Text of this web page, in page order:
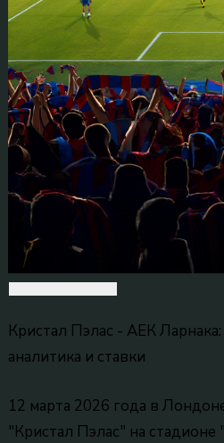
Кристал Пэлас - АЕК
аналитика и ставки
12 марта 2026 года в
"Кристал Пэлас" на